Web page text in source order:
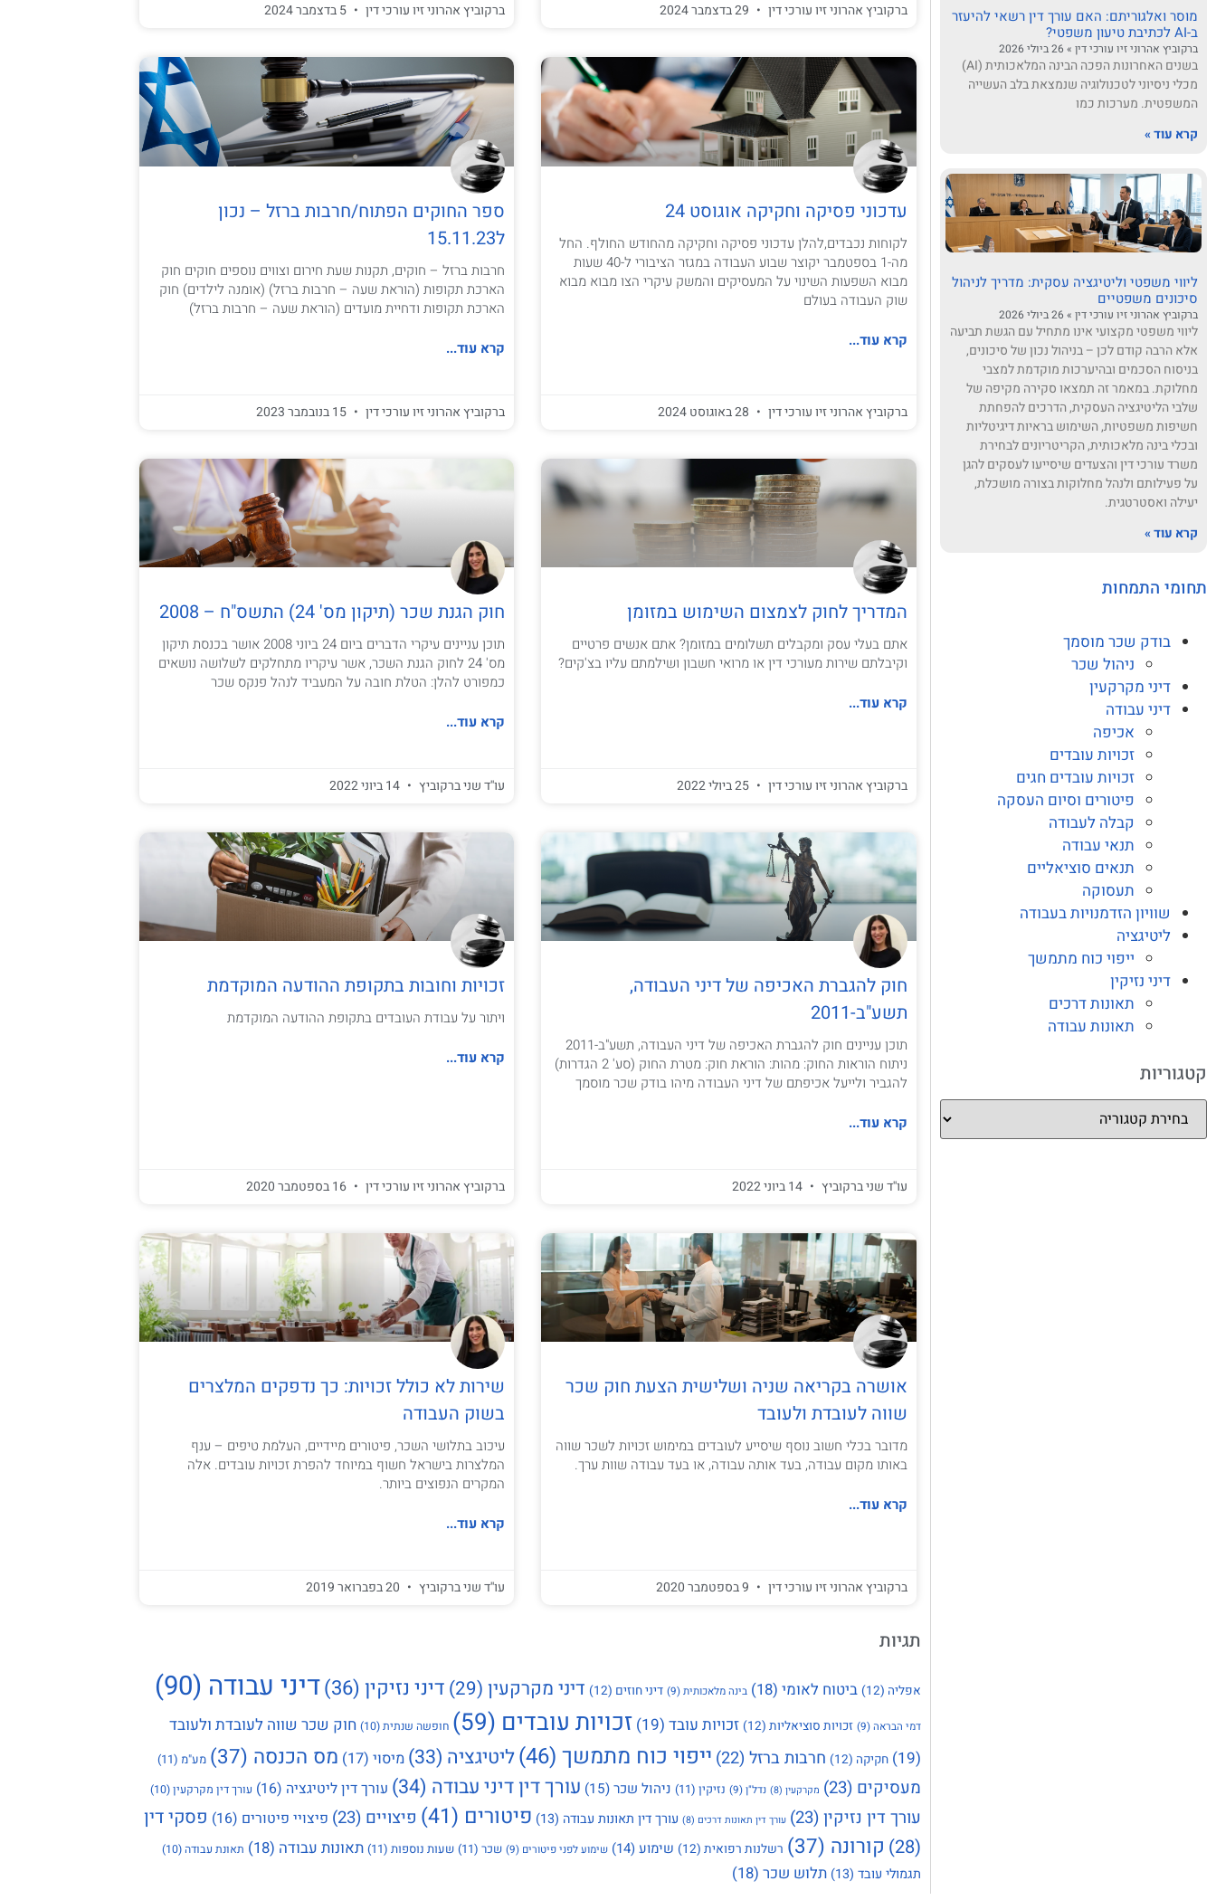
מוסר ואלגוריתם: האם עורך דין רשאי להיעזר
ב-AI לכתיבת טיעון משפטי?
ברקוביץ אהרוני זיו עורכי דין
בשנים האחרונות הפכה הבינה המלאכותית (AI)
מכלי ניסיוני לטכנולוגיה שנמצאת בלב העשייה
המשפטית. מערכות כמו
קרא עוד »
ליווי משפטי וליטיגציה עסקית: מדריך לניהול
סיכונים משפטיים
ברקוביץ אהרוני זיו עורכי דין
ליווי משפטי מקצועי אינו מתחיל עם הגשת תביעה
אלא הרבה קודם לכן – בניהול נכון של סיכונים,
בניסוח הסכמים ובהיערכות מוקדמת למצבי
מחלוקת. במאמר זה תמצאו סקירה מקיפה של
שלבי הליטיגציה העסקית, הדרכים להפחתת
חשיפות משפטיות, השימוש בראיות דיגיטליות
ובכלי בינה מלאכותית, הקריטריונים לבחירת
משרד עורכי דין והצעדים שיסייעו לעסקים להגן
על פעילותם ולנהל מחלוקות בצורה מושכלת,
יעילה ואסטרטגית.
קרא עוד »
תחומי התמחות
בודק שכר מוסמך
ניהול שכר
דיני מקרקעין
דיני עבודה
אכיפה
זכויות עובדים
זכויות עובדים חגים
פיטורים וסיום העסקה
קבלה לעבודה
תנאי עבודה
תנאים סוציאליים
תעסוקה
שוויון הזדמנויות בעבודה
ליטיגציה
ייפוי כוח מתמשך
דיני נזיקין
תאונות דרכים
תאונות עבודה
קטגוריות
ברקוביץ אהרוני זיו עורכי דין ברקוביץ אהרוני זיו עורכי דין
עדכוני פסיקה וחקיקה אוגוסט 24
לקוחות נכבדים,להלן עדכוני פסיקה וחקיקה מהחודש החולף. החל
מה-1 בספטמבר יקוצר שבוע העבודה במגזר הציבורי ל-40 שעות
מבוא השפעות השינוי על המעסיקים והמשק עיקרי הצו מבוא מבוא
שוק העבודה בעולם
קרא עוד...
ברקוביץ אהרוני זיו עורכי דין
ספר החוקים הפתוח/חרבות ברזל – נכון
ל15.11.23
חרבות ברזל – חוקים, תקנות שעת חירום וצווים נוספים חוקים חוק
הארכת תקופות (הוראת שעה – חרבות ברזל) (אומנה לילדים) חוק
הארכת תקופות ודחיית מועדים (הוראת שעה – חרבות ברזל)
קרא עוד...
ברקוביץ אהרוני זיו עורכי דין
המדריך לחוק לצמצום השימוש במזומן
אתם בעלי עסק ומקבלים תשלומים במזומן? אתם אנשים פרטיים
וקיבלתם שירות מעורכי דין או מרואי חשבון ושילמתם עליו בצ'קים?
קרא עוד...
ברקוביץ אהרוני זיו עורכי דין 25 ביולי 2022
חוק הגנת שכר (תיקון מס' 24) התשס"ח – 2008
תוכן עניינים עיקרי הדברים ביום 24 ביוני 2008 אושר בכנסת תיקון
מס' 24 לחוק הגנת השכר, אשר עיקריו מתחלקים לשלושה נושאים
כמפורט להלן: הטלת חובה על המעביד לנהל פנקס שכר
קרא עוד...
עו''ד שני ברקוביץ
חוק להגברת האכיפה של דיני העבודה,
תשע"ב-2011
תוכן עניינים חוק להגברת האכיפה של דיני העבודה, תשע"ב-2011
ניתוח הוראות החוק: מהות: הוראת חוק: מטרת החוק (סע' 2 הגדרות)
להגביר ולייעל אכיפתם של דיני העבודה מיהו בודק שכר מוסמך
קרא עוד...
עו''ד שני ברקוביץ 14 ביוני 2022
זכויות וחובות בתקופת ההודעה המוקדמת
ויתור על עבודת העובדים בתקופת ההודעה המוקדמת
קרא עוד...
ברקוביץ אהרוני זיו עורכי דין
אושרה בקריאה שניה ושלישית הצעת חוק שכר
שווה לעובדת ולעובד
מדובר בכלי חשוב נוסף שיסייע לעובדים במימוש זכויות לשכר שווה
באותו מקום עבודה, בעד אותה עבודה, או בעד עבודה שוות ערך.
קרא עוד...
ברקוביץ אהרוני זיו עורכי דין
שירות לא כולל זכויות: כך נדפקים המלצרים
בשוק העבודה
עיכוב בתלושי השכר, פיטורים מיידיים, העלמת טיפים – ענף
המלצרות בישראל חשוף במיוחד להפרת זכויות עובדים. אלה
המקרים הנפוצים ביותר.
קרא עוד...
עו''ד שני ברקוביץ
תגיות
אפליה (12) ביטוח לאומי (18) בינה מלאכותית(9) דיני חוזים (12) דיני מקרקעין (29) דיני נזיקין (36) דיני עבודה (90)
דמי הבראה(9) זכויות סוציאליות (12) זכויות עובד (19) זכויות עובדים (59) חופשה שנתית(10)
חוק שכר שווה לעובדת ולעובד
(19)
חקיקה (12) חרבות ברזל (22) ייפוי כוח מתמשך (46) ליטיגציה (33) מיסוי (17) מס הכנסה (37) מע"מ (11)
מעסיקים (23) מקרקעין (8) נדל"ן(9) נזיקין (11) ניהול שכר(15) עורך דין דיני עבודה (34) עורך דין ליטיגציה (16) עורך דין מקרקעין(10)
עורך דין נזיקין(23) עורך דין תאונות דרכים (8) עורך דין תאונות עבודה (13) פיטורים (41) פיצויים (23) פיצויי פיטורים (16)
פסקי דין
(28)
קורונה (37) רשלנות רפואית (12) שימוע(14) שימוע לפני פיטורים (9) שכר (11) שעות נוספות (11) תאונות עבודה (18) תאונת עבודה (10)
תגמולי עובד (13) תלוש שכר (18)